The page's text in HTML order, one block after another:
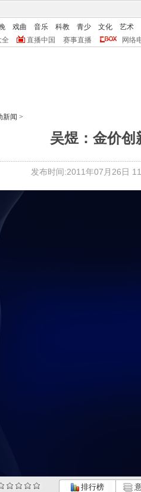
戏曲 音乐 科教 青少 文化
艺术
全 直播中国 赛事直播 网络
新闻 >
吴煜：金价创
发布时间:2011年07月26日
排行榜